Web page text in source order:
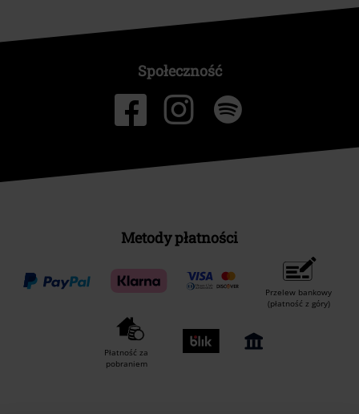
Społeczność
Metody płatności
Przelew bankowy
(płatność z góry)
Płatność za
pobraniem